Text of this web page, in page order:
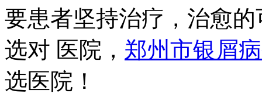
要患者坚持治疗，治愈
选对 医院， 郑州市银屑
选医院！